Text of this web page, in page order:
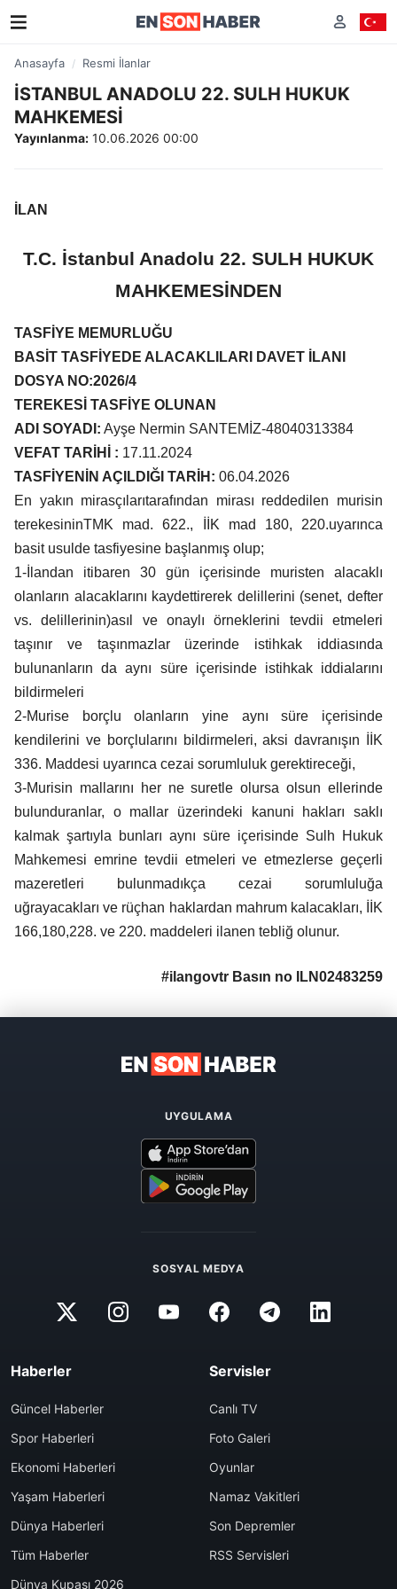
Anasayfa Resmi İlanlar
İSTANBUL ANADOLU 22. SULH HUKUK
MAHKEMESİ
Yayınlanma: 10.06.2026 00:00
İLAN
T.C. İstanbul Anadolu 22. SULH HUKUK
MAHKEMESİNDEN
TASFİYE MEMURLUĞU
BASİT TASFİYEDE ALACAKLILARI DAVET İLANI
DOSYA NO:2026/4
TEREKESİ TASFİYE OLUNAN
ADI SOYADI: Ayşe Nermin SANTEMİZ-48040313384
VEFAT TARİHİ : 17.11.2024
TASFİYENİN AÇILDIĞI TARİH: 06.04.2026
En yakın mirasçılarıtarafından mirası reddedilen murisin
terekesininTMK mad. 622., İİK mad 180, 220.uyarınca
basit usulde tasfiyesine başlanmış olup;
1-İlandan itibaren 30 gün içerisinde muristen alacaklı
olanların alacaklarını kaydettirerek delillerini (senet, defter
vs. delillerinin)asıl ve onaylı örneklerini tevdii etmeleri
taşınır ve taşınmazlar üzerinde istihkak iddiasında
bulunanların da aynı süre içerisinde istihkak iddialarını
bildirmeleri
2-Murise borçlu olanların yine aynı süre içerisinde
kendilerini ve borçlularını bildirmeleri, aksi davranışın İİK
336. Maddesi uyarınca cezai sorumluluk gerektireceği,
3-Murisin mallarını her ne suretle olursa olsun ellerinde
bulunduranlar, o mallar üzerindeki kanuni hakları saklı
kalmak şartıyla bunları aynı süre içerisinde Sulh Hukuk
Mahkemesi emrine tevdii etmeleri ve etmezlerse geçerli
mazeretleri bulunmadıkça cezai sorumluluğa
uğrayacakları ve rüçhan haklardan mahrum kalacakları, İİK
166,180,228. ve 220. maddeleri ilanen tebliğ olunur.
#ilangovtr Basın no ILN02483259
UYGULAMA
SOSYAL MEDYA
Haberler
Güncel Haberler
Spor Haberleri
Ekonomi Haberleri
Yaşam Haberleri
Dünya Haberleri
Tüm Haberler
Dünya Kupası 2026
Servisler
Canlı TV
Foto Galeri
Oyunlar
Namaz Vakitleri
Son Depremler
RSS Servisleri